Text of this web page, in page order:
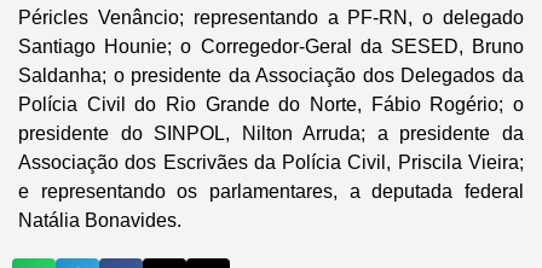
Péricles Venâncio; representando a PF-RN, o delegado
Santiago Hounie; o Corregedor-Geral da SESED, Bruno
Saldanha; o presidente da Associação dos Delegados da
Polícia Civil do Rio Grande do Norte, Fábio Rogério; o
presidente do SINPOL, Nilton Arruda; a presidente da
Associação dos Escrivães da Polícia Civil, Priscila Vieira;
e representando os parlamentares, a deputada federal
Natália Bonavides.